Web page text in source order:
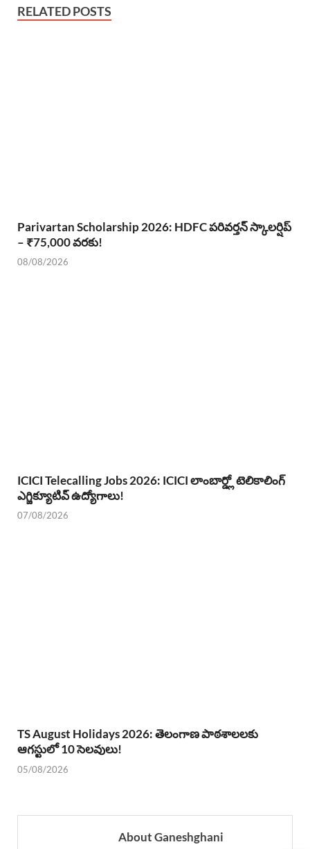
RELATED POSTS
Parivartan Scholarship 2026: HDFC పరివర్తన్ స్కాలర్షిప్
– ₹75,000 వరకు!
08/08/2026
ICICI Telecalling Jobs 2026: ICICI లాంబార్డ్లో టెలికాలింగ్
ఎగ్జిక్యూటివ్ ఉద్యోగాలు!
07/08/2026
TS August Holidays 2026: తెలంగాణ పాఠశాలలకు
ఆగస్టులో 10 సెలవులు!
05/08/2026
About Ganeshghani